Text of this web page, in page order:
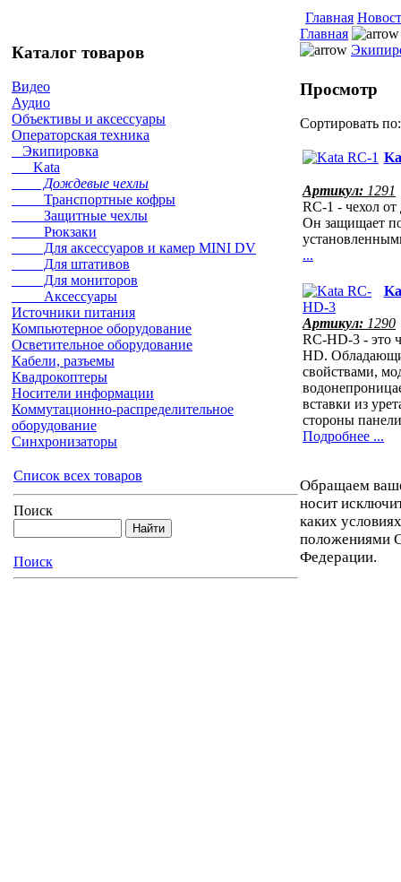
Главная
Каталог товаров
Видео
Аудио
Объективы и аксессуары
Операторская техника
Экипировка
Kata
Дождевые чехлы
Транспортные кофры
Защитные чехлы
Рюкзаки
Для аксессуаров и камер MINI DV
Для штативов
Для мониторов
Аксессуары
Источники питания
Компьютерное оборудование
Осветительное оборудование
Кабели, разъемы
Квадрокоптеры
Носители информации
Коммутационно-распределительное
оборудование
Синхронизаторы
Список всех товаров
Поиск
Поиск
Главная
Просмотр
Сортировать
Артикул: 1291
RC-1 - чехол
Он защищает
...
Артикул: 1290
RC-HD-3 - это
HD.
свойствами,
вставки из
стороны
Подробнее ...
Обращаем
носит
каких
положениями
Федерации.